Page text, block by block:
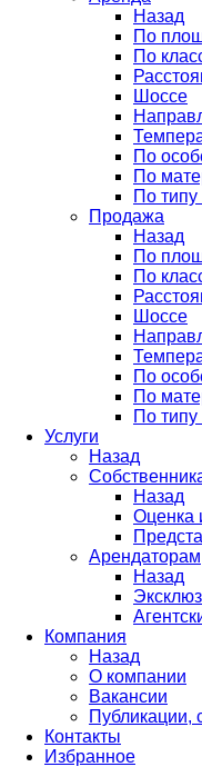
Назад
По
По
Шоссе
По
По
По типу
Продажа
Назад
По
По
Шоссе
По
По
По типу
Услуги
Назад
Назад
Оценка
Арендаторам
Назад
Компания
Назад
О компании
Вакансии
Публикации,
Контакты
Избранное